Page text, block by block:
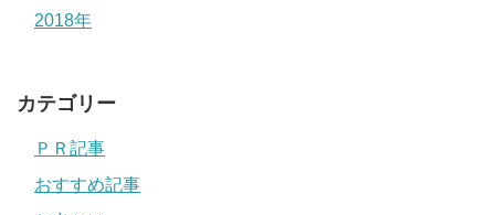
2018年
カテゴリー
ＰＲ記事
おすすめ記事